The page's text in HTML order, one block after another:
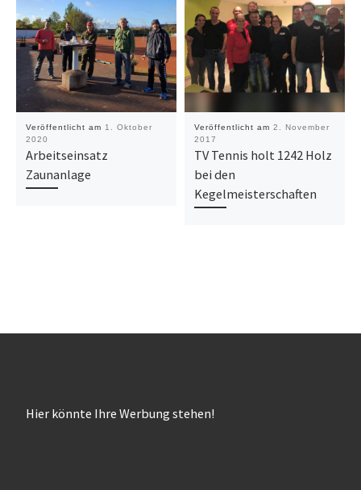
Veröffentlicht am 1. Oktober
2020
Arbeitseinsatz
Zaunanlage
Veröffentlicht am 2. November
2017
TV Tennis holt 1242 Holz
bei den
Kegelmeisterschaften
Hier könnte Ihre Werbung stehen!